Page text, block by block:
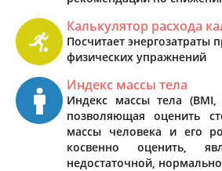
Калькулятор расхода
Посчитает энергозатраты
физических упражнений
Индекс массы тела
Индекс массы тела
позволяющая оценить
массы человека и его
косвенно оценить,
недостаточной,